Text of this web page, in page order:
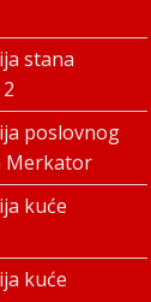
stana
poslovnog
Merkator
kuće
kuće